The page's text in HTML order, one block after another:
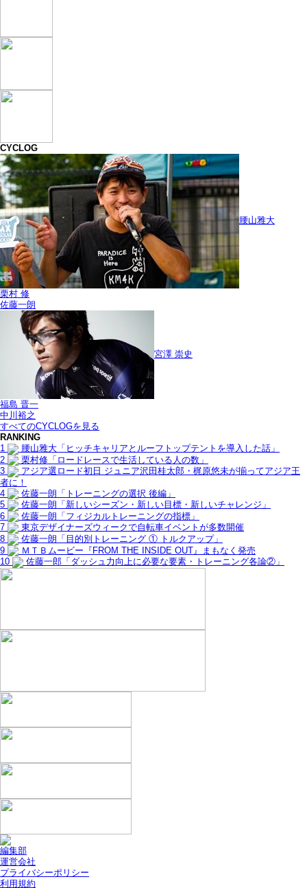
CYCLOG
腰山雅大
栗村 修
佐藤一朗
宮澤 崇史
福島 晋一
中川裕之
すべてのCYCLOGを見る
RANKING
1
腰山雅大「ヒッチキャリアとルーフトップテントを導入した話」
2
栗村修「ロードレースで生活している人の数」
3
アジア選ロード初日 ジュニア沢田桂太郎・梶原悠未が揃ってアジア王
者に！
4
佐藤一朗「トレーニングの選択 後編」
5
佐藤一朗「新しいシーズン・新しい目標・新しいチャレンジ」
6
佐藤一朗「フィジカルトレーニングの指標」
7
東京デザイナーズウィークで自転車イベントが多数開催
8
佐藤一朗「目的別トレーニング ① トルクアップ」
9
ＭＴＢムービー『FROM THE INSIDE OUT』まもなく発売
10
佐藤一郎「ダッシュ力向上に必要な要素・トレーニング各論②」
編集部
運営会社
プライバシーポリシー
利用規約